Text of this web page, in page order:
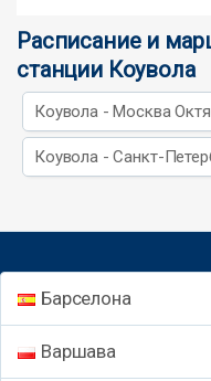
Расписание и
станции Коувола
Коувола - Москва
Коувола - Санкт-
Барселона
Варшава